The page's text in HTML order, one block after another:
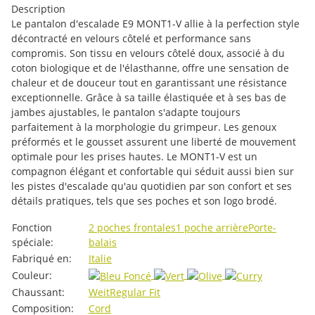
Description
Le pantalon d'escalade E9 MONT1-V allie à la perfection style
décontracté en velours côtelé et performance sans
compromis. Son tissu en velours côtelé doux, associé à du
coton biologique et de l'élasthanne, offre une sensation de
chaleur et de douceur tout en garantissant une résistance
exceptionnelle. Grâce à sa taille élastiquée et à ses bas de
jambes ajustables, le pantalon s'adapte toujours
parfaitement à la morphologie du grimpeur. Les genoux
préformés et le gousset assurent une liberté de mouvement
optimale pour les prises hautes. Le MONT1-V est un
compagnon élégant et confortable qui séduit aussi bien sur
les pistes d'escalade qu'au quotidien par son confort et ses
détails pratiques, tels que ses poches et son logo brodé.
#productDetails.itemInformation#
#productDetails.itemValue#
Fonction
spéciale:
2 poches frontales1 poche arrièrePorte-
balais
Fabriqué en:
Italie
Couleur:
Chaussant:
WeitRegular Fit
Composition:
Cord